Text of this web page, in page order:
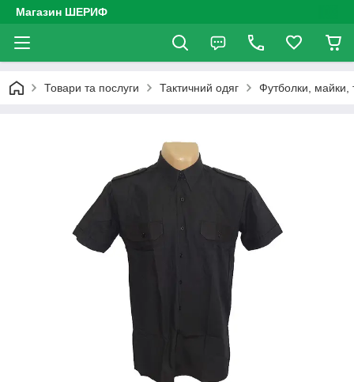
Магазин ШЕРИФ
Товари та послуги Тактичний одяг Футболки, майки,